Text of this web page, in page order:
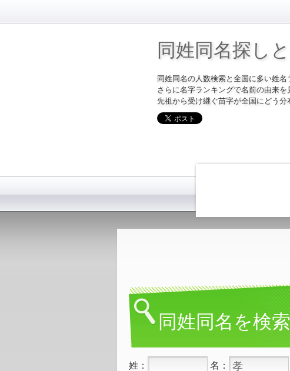
同姓同名探し
同姓同名の人数検索と全国に多い姓名
さらに名字ランキングで名前の由来を
先祖から受け継ぐ苗字が全国にどう分
同姓同名を検
姓： 名：